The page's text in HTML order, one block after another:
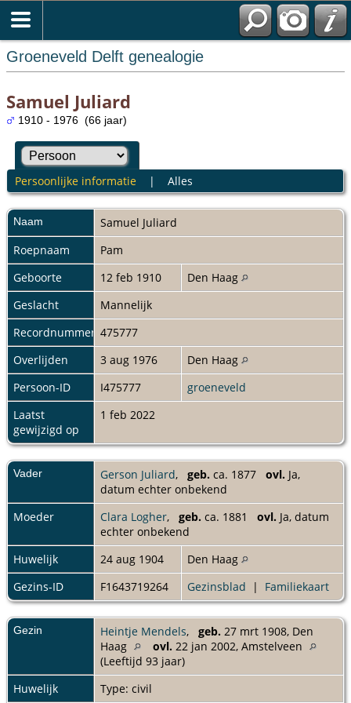
Groeneveld Delft genealogie
Samuel Juliard
1910 - 1976 (66 jaar)
Persoonlijke informatie| Alles
Naam Samuel Juliard
Roepnaam
Pam
Geboorte
12 feb 1910
Den Haag
Geslacht
Mannelijk
Recordnummer 475777
Overlijden
3 aug 1976
Den Haag
Persoon-ID
I475777
groeneveld
Laatst
gewijzigd op
1 feb 2022
Vader Gerson Juliard, geb. ca. 1877 ovl. Ja,
datum echter onbekend
Moeder
Clara Logher, geb. ca. 1881 ovl. Ja, datum
echter onbekend
Huwelijk
24 aug 1904
Den Haag
Gezins-ID
F1643719264 Gezinsblad | Familiekaart
Gezin Heintje Mendels, geb. 27 mrt 1908, Den
Haag
ovl. 22 jan 2002, Amstelveen
(Leeftijd 93 jaar)
Huwelijk
Type: civil